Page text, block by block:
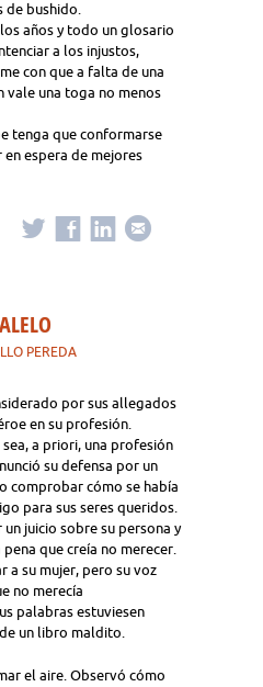
bushido.
años y todo un glosario
a los injustos,
con que a falta de una
vale una toga no menos
tenga que conformarse
espera de mejores
PEREDA
por sus allegados
en su profesión.
a priori, una profesión
su defensa por un
comprobar cómo se había
para sus seres queridos.
juicio sobre su persona y
que creía no merecer.
a su mujer, pero su voz
no merecía
palabras estuviesen
un libro maldito.
el aire. Observó cómo